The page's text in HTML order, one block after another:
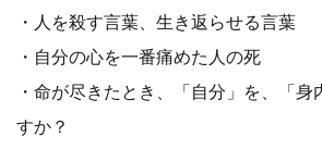
・人を殺す言葉、生き返らせる言葉
・自分の心を一番痛めた人の死
・命が尽きたとき、「自分」を、「身
すか？